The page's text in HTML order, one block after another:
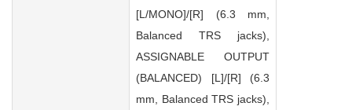
[L/MONO]/[R] (6.3 mm,
Balanced TRS jacks),
ASSIGNABLE OUTPUT
(BALANCED) [L]/[R] (6.3
mm, Balanced TRS jacks),